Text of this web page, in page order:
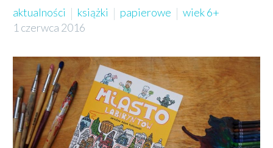
aktualności książki papierowe
wiek 6+
1 czerwca 2016